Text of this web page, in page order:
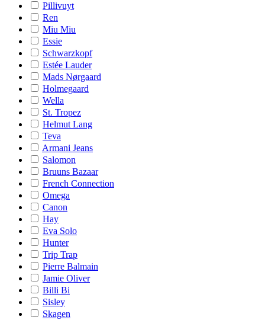
Pillivuyt
Ren
Miu Miu
Essie
Schwarzkopf
Estée Lauder
Mads Nørgaard
Holmegaard
Wella
St. Tropez
Helmut Lang
Teva
Armani Jeans
Salomon
Bruuns Bazaar
French Connection
Omega
Canon
Hay
Eva Solo
Hunter
Trip Trap
Pierre Balmain
Jamie Oliver
Billi Bi
Sisley
Skagen